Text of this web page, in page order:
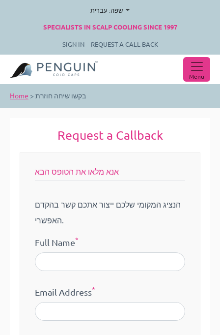
שפה: עברית
SPECIALISTS IN SCALP COOLING SINCE 1997
SIGN IN REQUEST A CALL-BACK
Menu
Home > בקשו שיחה חוזרת
Request a Callback
אנא מלאו את הטופס הבא
הנציג המקומי שלכם ייצור אתכם קשר בהקדם
האפשרי.
Full Name*
Email Address*